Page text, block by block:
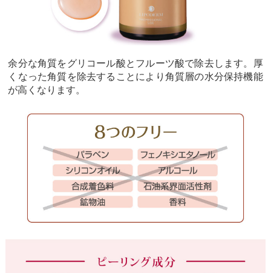
余分な角質をグリコール酸とフルーツ酸で除去します。厚
くなった角質を除去することにより角質層の水分保持機能
が高くなります。